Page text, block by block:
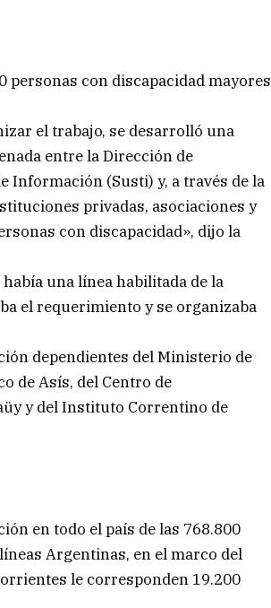
personas con discapacidad mayores
el trabajo, se desarrolló una
entre la Dirección de
Información (Susti) y, a través de la
privadas, asociaciones y
con discapacidad», dijo la
una línea habilitada de la
el requerimiento y se organizaba
dependientes del Ministerio de
de Asís, del Centro de
y del Instituto Correntino de
en todo el país de las 768.800
Argentinas, en el marco del
le corresponden 19.200